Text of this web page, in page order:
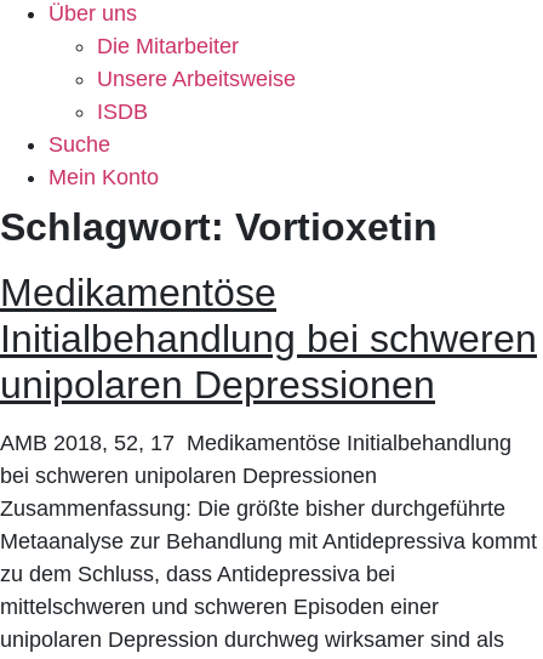
Über uns
Die Mitarbeiter
Unsere Arbeitsweise
ISDB
Suche
Mein Konto
Schlagwort: Vortioxetin
Medikamentöse
Initialbehandlung bei schweren
unipolaren Depressionen
AMB 2018, 52, 17 Medikamentöse Initialbehandlung
bei schweren unipolaren Depressionen
Zusammenfassung: Die größte bisher durchgeführte
Metaanalyse zur Behandlung mit Antidepressiva kommt
zu dem Schluss, dass Antidepressiva bei
mittelschweren und schweren Episoden einer
unipolaren Depression durchweg wirksamer sind als